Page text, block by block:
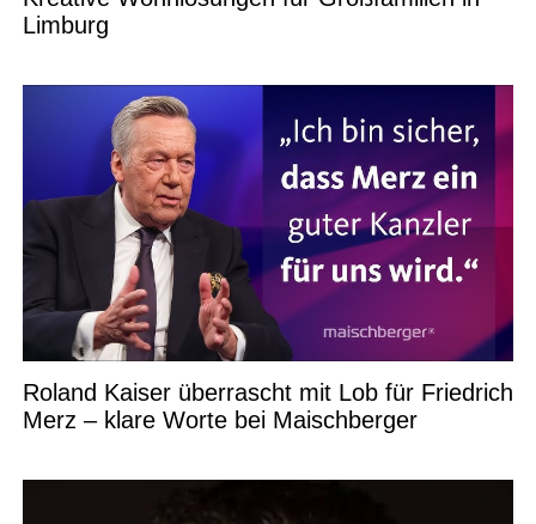
Limburg
Roland Kaiser überrascht mit Lob für Friedrich
Merz – klare Worte bei Maischberger